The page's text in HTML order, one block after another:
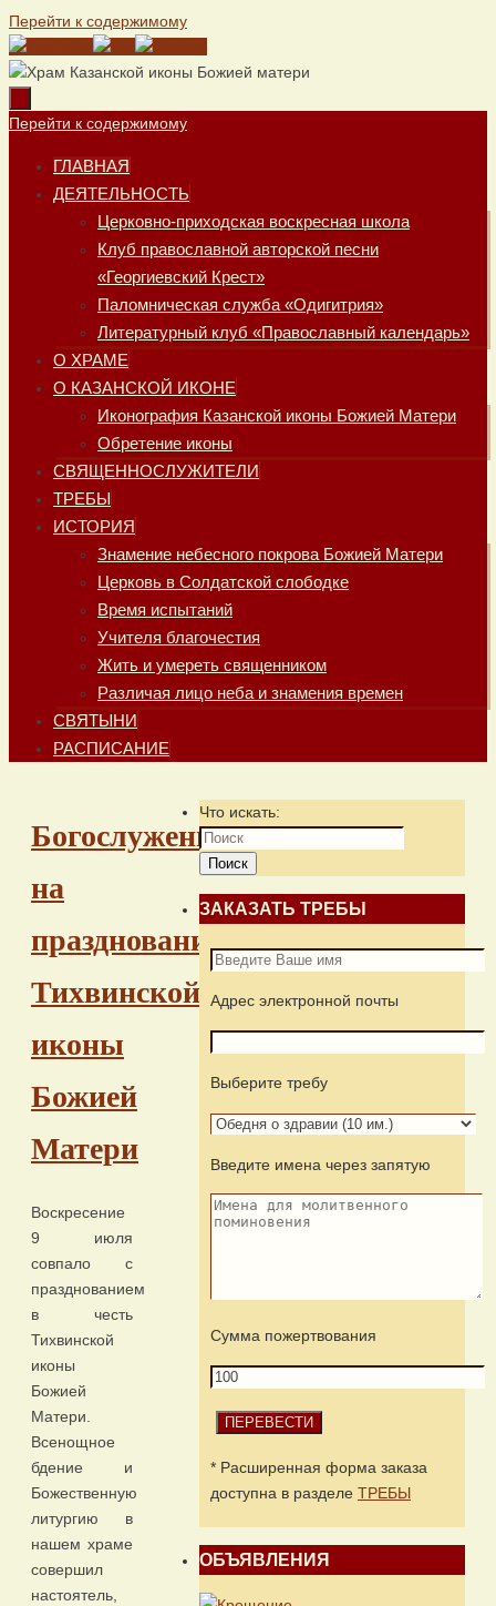
Перейти к содержимому
Перейти к содержимому
ГЛАВНАЯ
ДЕЯТЕЛЬНОСТЬ
Церковно-приходская воскресная школа
Клуб православной авторской песни
«Георгиевский Крест»
Паломническая служба «Одигитрия»
Литературный клуб «Православный календарь»
О ХРАМЕ
О КАЗАНСКОЙ ИКОНЕ
Иконография Казанской иконы Божией Матери
Обретение иконы
СВЯЩЕННОСЛУЖИТЕЛИ
ТРЕБЫ
ИСТОРИЯ
Знамение небесного покрова Божией Матери
Церковь в Солдатской слободке
Время испытаний
Учителя благочестия
Жить и умереть священником
Различая лицо неба и знамения времен
СВЯТЫНИ
РАСПИСАНИЕ
Богослужения
на
празднование
Тихвинской
иконы
Божией
Матери
Воскресение
9 июля
совпало с
празднованием
в честь
Тихвинской
иконы
Божией
Матери.
Всенощное
бдение и
Божественную
литургию в
нашем храме
совершил
настоятель,
Что искать:
Поиск
ЗАКАЗАТЬ ТРЕБЫ
Адрес электронной почты
Выберите требу
Введите имена через запятую
Сумма пожертвования
* Расширенная форма заказа
доступна в разделе ТРЕБЫ
ОБЪЯВЛЕНИЯ